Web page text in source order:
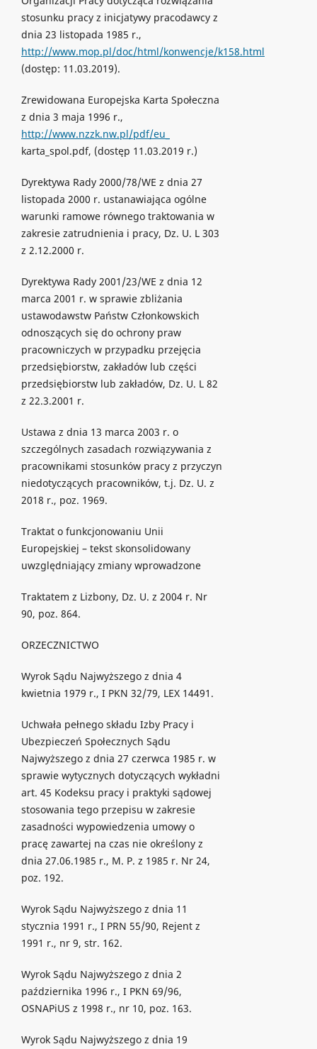
stosunku pracy z inicjatywy pracodawcy z
dnia 23 listopada 1985 r.,
http://www.mop.pl/doc/html/konwencje/k158.html
(dostęp: 11.03.2019).
Zrewidowana Europejska Karta Społeczna
z dnia 3 maja 1996 r.,
http://www.nzzk.nw.pl/pdf/eu_
karta_spol.pdf, (dostęp 11.03.2019 r.)
Dyrektywa Rady 2000/78/WE z dnia 27
listopada 2000 r. ustanawiająca ogólne
warunki ramowe równego traktowania w
zakresie zatrudnienia i pracy, Dz. U. L 303
z 2.12.2000 r.
Dyrektywa Rady 2001/23/WE z dnia 12
marca 2001 r. w sprawie zbliżania
ustawodawstw Państw Członkowskich
odnoszących się do ochrony praw
pracowniczych w przypadku przejęcia
przedsiębiorstw, zakładów lub części
przedsiębiorstw lub zakładów, Dz. U. L 82
z 22.3.2001 r.
Ustawa z dnia 13 marca 2003 r. o
szczególnych zasadach rozwiązywania z
pracownikami stosunków pracy z przyczyn
niedotyczących pracowników, t.j. Dz. U. z
2018 r., poz. 1969.
Traktat o funkcjonowaniu Unii
Europejskiej – tekst skonsolidowany
uwzględniający zmiany wprowadzone
Traktatem z Lizbony, Dz. U. z 2004 r. Nr
90, poz. 864.
ORZECZNICTWO
Wyrok Sądu Najwyższego z dnia 4
kwietnia 1979 r., I PKN 32/79, LEX 14491.
Uchwała pełnego składu Izby Pracy i
Ubezpieczeń Społecznych Sądu
Najwyższego z dnia 27 czerwca 1985 r. w
sprawie wytycznych dotyczących wykładni
art. 45 Kodeksu pracy i praktyki sądowej
stosowania tego przepisu w zakresie
zasadności wypowiedzenia umowy o
pracę zawartej na czas nie określony z
dnia 27.06.1985 r., M. P. z 1985 r. Nr 24,
poz. 192.
Wyrok Sądu Najwyższego z dnia 11
stycznia 1991 r., I PRN 55/90, Rejent z
1991 r., nr 9, str. 162.
Wyrok Sądu Najwyższego z dnia 2
października 1996 r., I PKN 69/96,
OSNAPiUS z 1998 r., nr 10, poz. 163.
Wyrok Sądu Najwyższego z dnia 19